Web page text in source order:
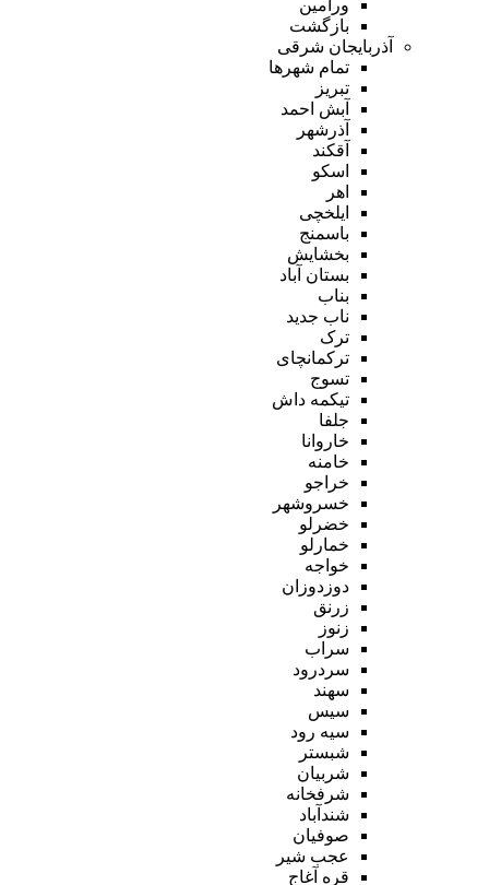
ورامین
بازگشت
آذربایجان شرقی
تمام شهر‌ها
تبریز
آبش احمد
آذرشهر
آقکند
اسکو
اهر
ایلخچی
باسمنج
بخشایش
بستان آباد
بناب
ناب جدید
ترک
ترکمانچای
تسوج
تیکمه داش
جلفا
خاروانا
خامنه
خراجو
خسروشهر
خضرلو
خمارلو
خواجه
دوزدوزان
زرنق
زنوز
سراب
سردرود
سهند
سیس
سیه رود
شبستر
شربیان
شرفخانه
شندآباد
صوفیان
عجب شیر
قره آغاج